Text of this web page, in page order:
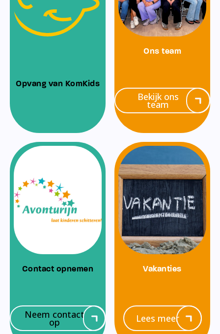
Opvang van KomKids
Ons team
Bekijk ons
team
Contact opnemen
Neem contact
op
Vakanties
Lees meer